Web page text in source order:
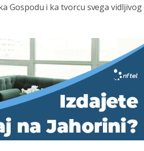
Gospodu i ka tvorcu svega vidljivog